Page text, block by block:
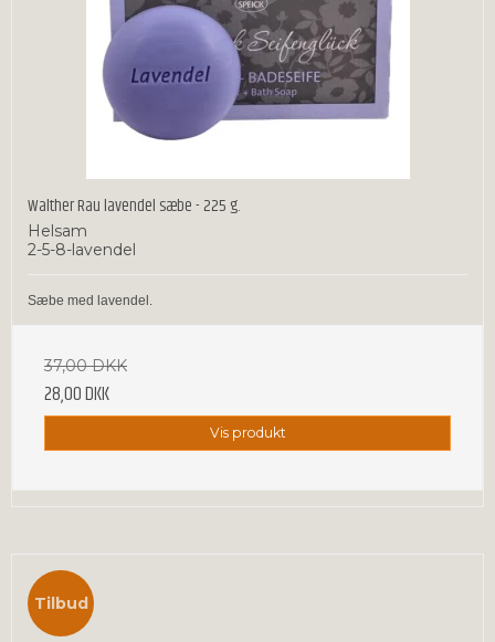
Walther Rau lavendel sæbe - 225 g.
Helsam
2-5-8-lavendel
Sæbe med lavendel.
37,00 DKK
28,00 DKK
Vis produkt
Tilbud